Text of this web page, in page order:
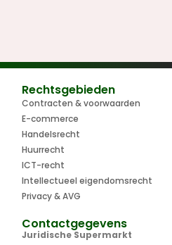
Rechtsgebieden
Contracten & voorwaarden
E-commerce
Handelsrecht
Huurrecht
ICT-recht
Intellectueel eigendomsrecht
Privacy & AVG
Contactgegevens
Juridische Supermarkt